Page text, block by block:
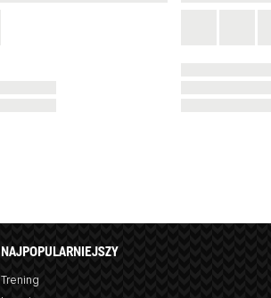
NAJPOPULARNIEJSZY
Trening